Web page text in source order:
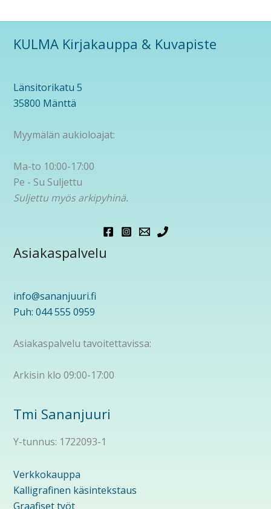
KULMA Kirjakauppa & Kuvapiste
Länsitorikatu 5
35800 Mänttä
Myymälän aukioloajat:
Ma-to 10:00-17:00
Pe - Su Suljettu
Suljettu myös arkipyhinä.
Asiakaspalvelu
info@sananjuuri.fi
Puh: 044 555 0959
Asiakaspalvelu tavoitettavissa:
Arkisin klo 09:00-17:00
Tmi Sananjuuri
Y-tunnus: 1722093-1
Verkkokauppa
Kalligrafinen käsintekstaus
Graafiset työt